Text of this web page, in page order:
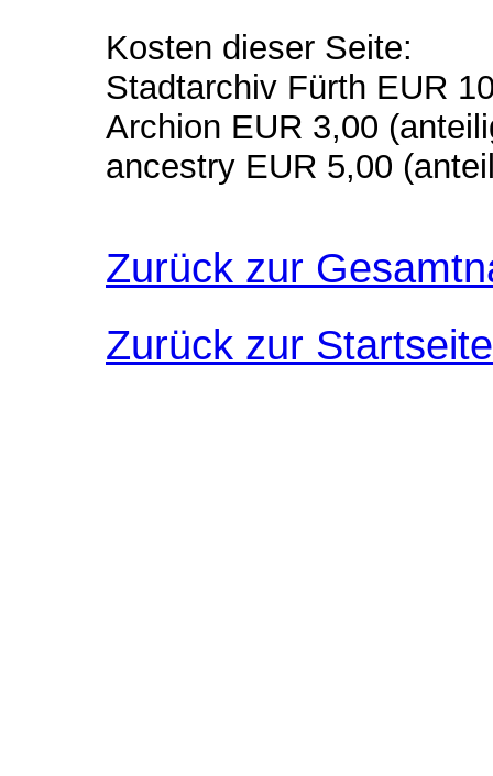
Kosten dieser Seite:
Stadtarchiv Fürth EUR
Archion EUR 3,00
ancestry EUR 5,00
Zurück zur
Zurück zur Startseite